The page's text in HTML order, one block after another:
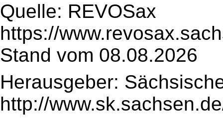
Quelle: REVOSax
https://
Stand vom 08.08.2026
Herausgeber:
http://